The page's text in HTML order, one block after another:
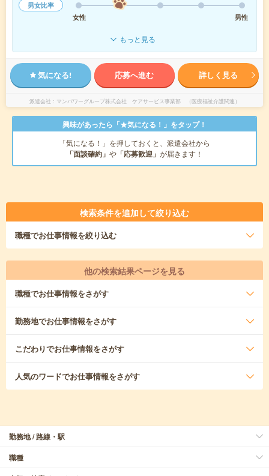
男女比率
女性
男性
もっと見る
気になる! 応募へ進む 詳しく見る
派遣会社 マンパワーグループ株式会社 ケアサービス事業部 （医療福祉介護関連）
興味があったら「★気になる！」をタップ！
「気になる！」を押しておくと、派遣会社から
「面談確約」 や 「応募歓迎」 が届きます！
検索条件を追加して絞り込む
職種でお仕事情報を絞り込む
他の検索結果ページを見る
職種でお仕事情報をさがす
勤務地でお仕事情報をさがす
こだわりでお仕事情報をさがす
人気のワードでお仕事情報をさがす
勤務地 / 路線・駅
職種